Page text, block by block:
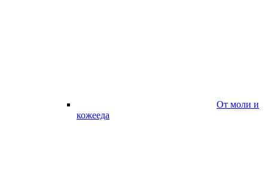
От моли и
кожееда